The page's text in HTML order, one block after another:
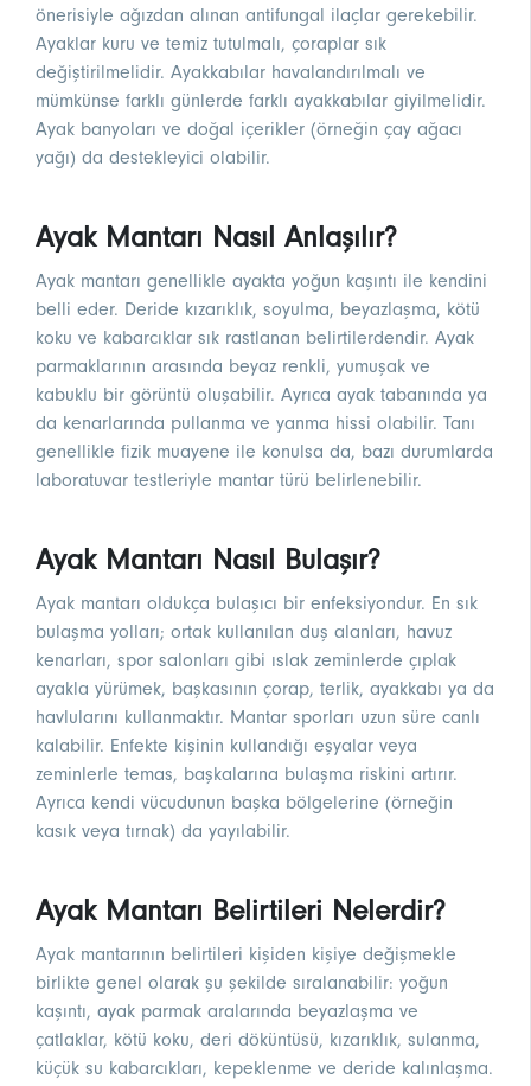
önerisiyle ağızdan alınan antifungal ilaçlar gerekebilir.
Ayaklar kuru ve temiz tutulmalı, çoraplar sık
değiştirilmelidir. Ayakkabılar havalandırılmalı ve
mümkünse farklı günlerde farklı ayakkabılar giyilmelidir.
Ayak banyoları ve doğal içerikler (örneğin çay ağacı
yağı) da destekleyici olabilir.
Ayak Mantarı Nasıl Anlaşılır?
Ayak mantarı genellikle ayakta yoğun kaşıntı ile kendini
belli eder. Deride kızarıklık, soyulma, beyazlaşma, kötü
koku ve kabarcıklar sık rastlanan belirtilerdendir. Ayak
parmaklarının arasında beyaz renkli, yumuşak ve
kabuklu bir görüntü oluşabilir. Ayrıca ayak tabanında ya
da kenarlarında pullanma ve yanma hissi olabilir. Tanı
genellikle fizik muayene ile konulsa da, bazı durumlarda
laboratuvar testleriyle mantar türü belirlenebilir.
Ayak Mantarı Nasıl Bulaşır?
Ayak mantarı oldukça bulaşıcı bir enfeksiyondur. En sık
bulaşma yolları; ortak kullanılan duş alanları, havuz
kenarları, spor salonları gibi ıslak zeminlerde çıplak
ayakla yürümek, başkasının çorap, terlik, ayakkabı ya da
havlularını kullanmaktır. Mantar sporları uzun süre canlı
kalabilir. Enfekte kişinin kullandığı eşyalar veya
zeminlerle temas, başkalarına bulaşma riskini artırır.
Ayrıca kendi vücudunun başka bölgelerine (örneğin
kasık veya tırnak) da yayılabilir.
Ayak Mantarı Belirtileri Nelerdir?
Ayak mantarının belirtileri kişiden kişiye değişmekle
birlikte genel olarak şu şekilde sıralanabilir: yoğun
kaşıntı, ayak parmak aralarında beyazlaşma ve
çatlaklar, kötü koku, deri döküntüsü, kızarıklık, sulanma,
küçük su kabarcıkları, kepeklenme ve deride kalınlaşma.